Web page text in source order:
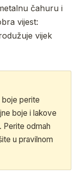
čahuru i
vijest:
vijek
perite
boje i lakove
odmah
u pravilnom